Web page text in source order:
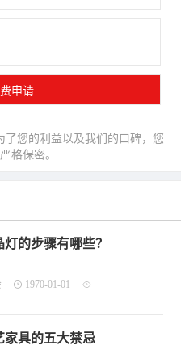
您的利益以及我们的口碑，您
格保密。
的步骤有哪些？
1970-01-01
家具的五大禁忌